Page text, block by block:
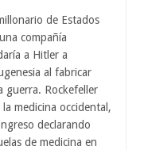
de Estados
compañía
a Hitler a
al fabricar
guerra. Rockefeller
medicina occidental,
declarando
de medicina en